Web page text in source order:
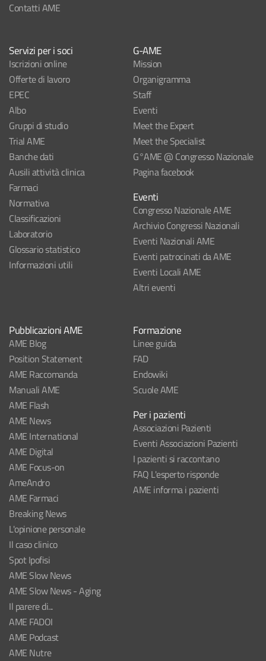
Contatti AME
Servizi per i soci
Iscrizioni online
Offerte di lavoro
EPEC
Albo
Gruppi di studio
Trial AME
Banche dati
Ausili attività clinica
Farmaci
Normativa
Classificazioni
Laboratorio
Glossario statistico
Informazioni utili
G-AME
Mission
Organigramma
Staff
Eventi
Meet the Expert
Meet the Specialist
G°AME @ Congresso Nazionale
Pagina facebook
Eventi
Congresso Nazionale AME
Archivio Congressi Nazionali
Eventi Nazionali AME
Eventi patrocinati da AME
Eventi Locali AME
Altri eventi
Pubblicazioni AME
AME Blog
Position Statement
AME Raccomanda
Manuali AME
AME Flash
AME News
AME International
AME Digital
AME Focus-on
AmeAndro
AME Farmaci
Breaking News
L'opinione personale
Il caso clinico
Spot Ipofisi
AME Slow News
AME Slow News - Aging
Il parere di...
AME FADOI
AME Podcast
AME Nutre
Formazione
Linee guida
FAD
Endowiki
Scuole AME
Per i pazienti
Associazioni Pazienti
Eventi Associazioni Pazienti
I pazienti si raccontano
FAQ L'esperto risponde
AME informa i pazienti